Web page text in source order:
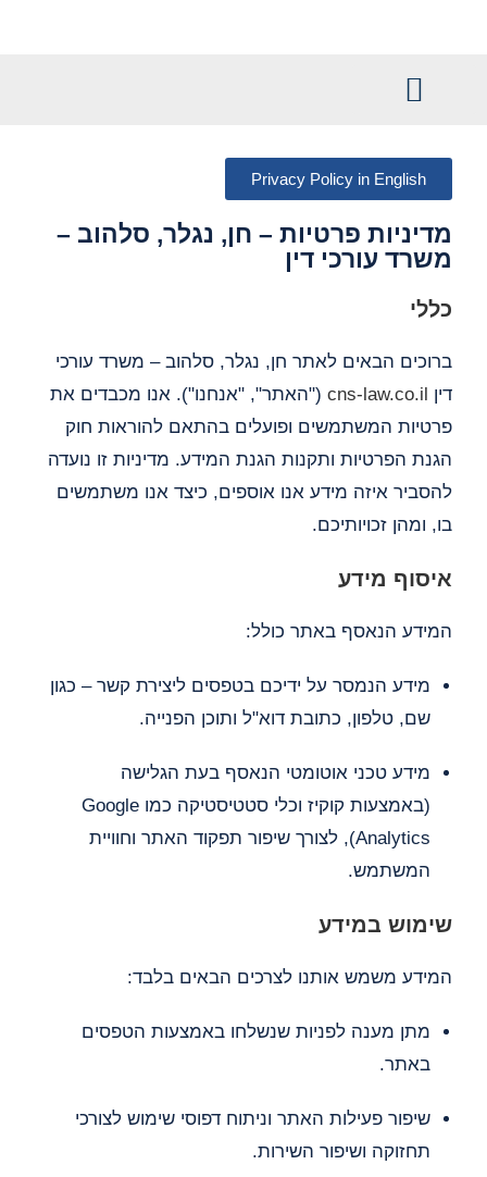
Privacy Policy in English
מדיניות פרטיות – חן, נגלר, סלהוב –
משרד עורכי דין
כללי
ברוכים הבאים לאתר חן, נגלר, סלהוב – משרד עורכי
דין cns-law.co.il ("האתר", "אנחנו"). אנו מכבדים את
פרטיות המשתמשים ופועלים בהתאם להוראות חוק
הגנת הפרטיות ותקנות הגנת המידע. מדיניות זו נועדה
להסביר איזה מידע אנו אוספים, כיצד אנו משתמשים
בו, ומהן זכויותיכם.
איסוף מידע
המידע הנאסף באתר כולל:
מידע הנמסר על ידיכם בטפסים ליצירת קשר – כגון
שם, טלפון, כתובת דוא"ל ותוכן הפנייה.
מידע טכני אוטומטי הנאסף בעת הגלישה
(באמצעות קוקיז וכלי סטטיסטיקה כמו Google
Analytics), לצורך שיפור תפקוד האתר וחוויית
המשתמש.
שימוש במידע
המידע משמש אותנו לצרכים הבאים בלבד:
מתן מענה לפניות שנשלחו באמצעות הטפסים
באתר.
שיפור פעילות האתר וניתוח דפוסי שימוש לצורכי
תחזוקה ושיפור השירות.